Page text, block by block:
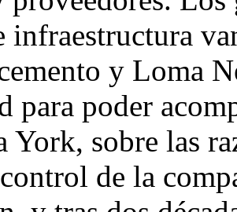
infraestructura
y Loma
para poder
York, sobre las
de la